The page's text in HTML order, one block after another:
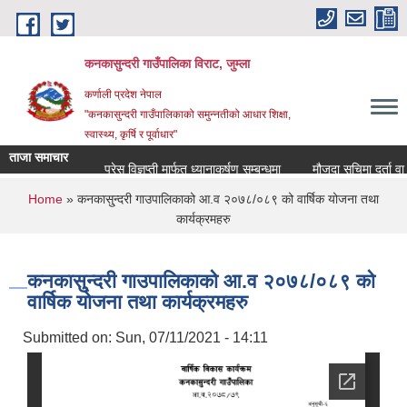
Skip to main content
कनकासुन्दरी गाउँपालिका विराट, जुम्ला
कर्णाली प्रदेश नेपाल
"कनकासुन्दरी गाउँपालिकाको समुन्नतीको आधार शिक्षा,
स्वास्थ्य, कृर्षि र पूर्वाधार"
ताजा समाचार
प्रेस विज्ञप्ती मार्फत ध्यानाकर्षण सम्बन्धमा
मौजुदा सुचिमा दर्ता वा
You are here
Home » कनकासु्न्दरी गाउपालिकाको आ.व २०७८/०८९ को वार्षिक योजना तथा
कार्यक्रमहरु
कनकासु्न्दरी गाउपालिकाको आ.व २०७८/०८९ को
वार्षिक योजना तथा कार्यक्रमहरु
Submitted on: Sun, 07/11/2021 - 14:11